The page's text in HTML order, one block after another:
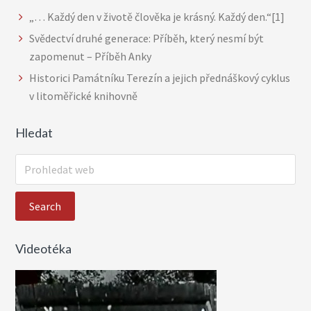
„… Každý den v životě člověka je krásný. Každý den.“[1]
Svědectví druhé generace: Příběh, který nesmí být
zapomenut – Příběh Anky
Historici Památníku Terezín a jejich přednáškový cyklus
v litoměřické knihovně
Hledat
r
h
e
d
a
t
Videotéka